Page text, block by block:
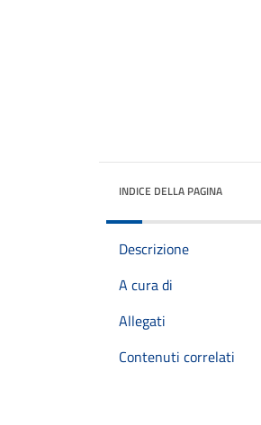
INDICE DELLA PAGINA
Descrizione
A cura di
Allegati
Contenuti correlati